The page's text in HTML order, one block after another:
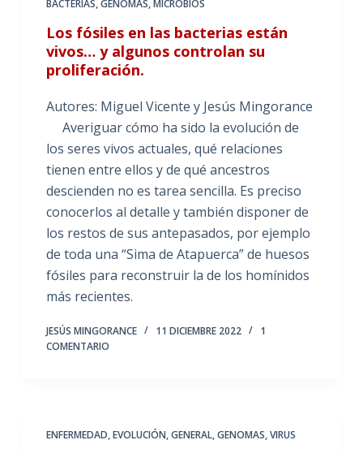
BACTERIAS,GENOMAS,MICROBIOS
Los fósiles en las bacterias están
vivos… y algunos controlan su
proliferación.
Autores: Miguel Vicente y Jesús Mingorance
Averiguar cómo ha sido la evolución de
los seres vivos actuales, qué relaciones
tienen entre ellos y de qué ancestros
descienden no es tarea sencilla. Es preciso
conocerlos al detalle y también disponer de
los restos de sus antepasados, por ejemplo
de toda una “Sima de Atapuerca” de huesos
fósiles para reconstruir la de los homínidos
más recientes.
JESÚS MINGORANCE 11 DICIEMBRE 2022
1
COMENTARIO
ENFERMEDAD,EVOLUCIÓN,GENERAL,GENOMAS,VIRUS